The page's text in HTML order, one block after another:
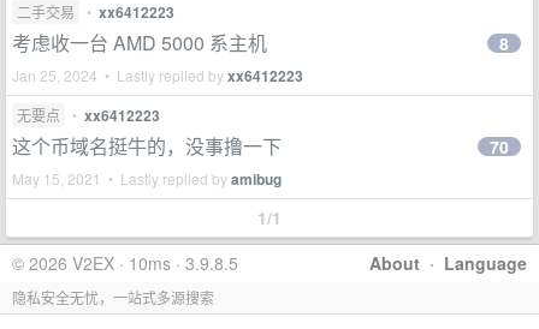
二手交易 • xx6412223
考虑收一台 AMD 5000 系主机
Jan 25, 2024 • Lastly replied byxx6412223
8
无要点 • xx6412223
这个币域名挺牛的，没事撸一下
May 15, 2021 • Lastly replied byamibug
70
1/1
About · Language
© 2026 V2EX · 10ms · 3.9.8.5
隐私安全无忧，一站式多源搜索